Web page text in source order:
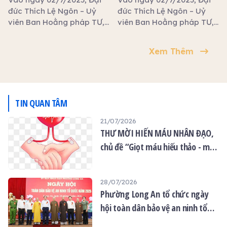
đồng thời khai giảng khóa
tu An Lạc và trao tặng 100
đức Thích Lệ Ngôn – Uỷ
viên Ban Hoằng pháp TƯ,
Cang.
đức Thích Lệ Ngôn – Uỷ
viên Ban Hoằng pháp TƯ,
Trưởng phòng Đào tạo
Xem Thêm
TIN QUAN TÂM
21/07/2026
THƯ MỜI HIẾN MÁU NHÂN ĐẠO,
chủ đề “Giọt máu hiếu thảo - mùa
28/07/2026
Phường Long An tổ chức ngày
hội toàn dân bảo vệ an ninh tổ